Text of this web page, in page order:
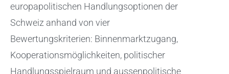
europapolitischen Handlungsoptionen der
Schweiz anhand von vier
Bewertungskriterien: Binnenmarktzugang,
Kooperationsmöglichkeiten, politischer
Handlungsspielraum und aussenpolitische